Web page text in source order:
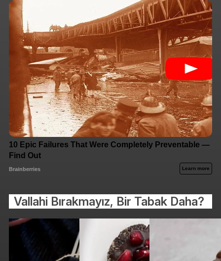
Vallahi Bırakmayız, Bir Tabak Daha?